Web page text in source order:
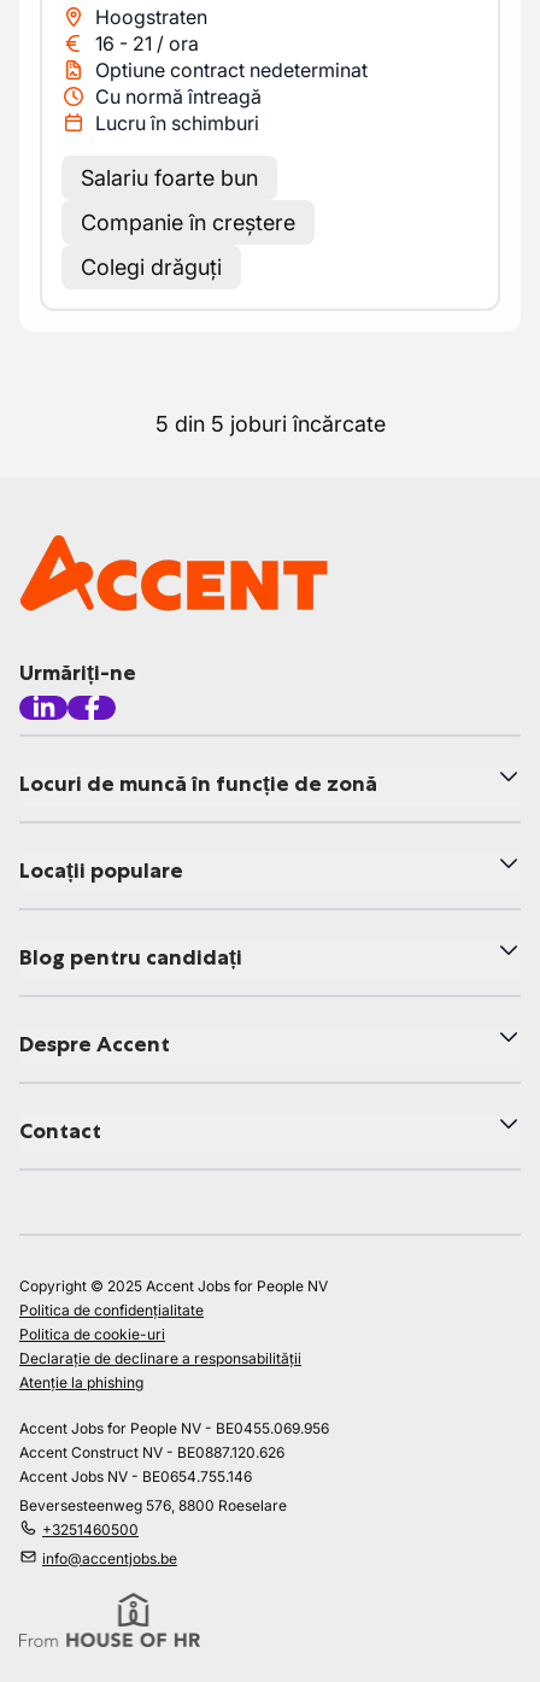
Hoogstraten
16 - 21 / ora
Optiune contract nedeterminat
Cu normă întreagă
Lucru în schimburi
Salariu foarte bun
Companie în creștere
Colegi drăguți
5 din 5 joburi încărcate
Urmăriți-ne
Locuri de muncă în funcție de zonă
Locații populare
Blog pentru candidați
Despre Accent
Contact
Copyright © 2025 Accent Jobs for People NV
Politica de confidențialitate
Politica de cookie-uri
Declarație de declinare a responsabilității
Atenție la phishing
Accent Jobs for People NV - BE0455.069.956
Accent Construct NV - BE0887.120.626
Accent Jobs NV - BE0654.755.146
Beversesteenweg 576, 8800 Roeselare
+3251460500
info@accentjobs.be